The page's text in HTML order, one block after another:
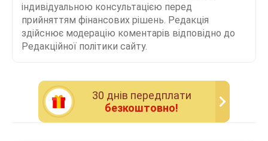
індивідуальною консультацією перед
прийняттям фінансових рішень. Редакція
здійснює модерацію коментарів відповідно до
Редакційної політики сайту.
30 днiв передплати
безкоштовно!